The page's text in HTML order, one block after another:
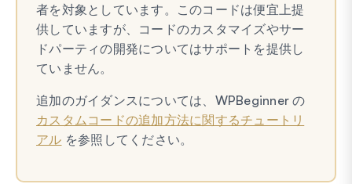
者を対象としています。このコードは便宜上提
供していますが、コードのカスタマイズやサー
ドパーティの開発についてはサポートを提供し
ていません。
追加のガイダンスについては、WPBeginner の
カスタムコードの追加方法に関するチュートリ
アル を参照してください。